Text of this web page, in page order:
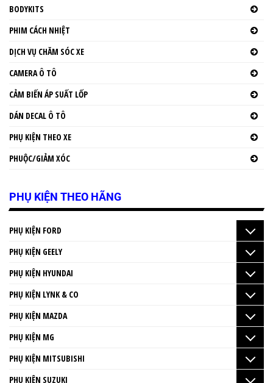
BODYKITS
PHIM CÁCH NHIỆT
DỊCH VỤ CHĂM SÓC XE
CAMERA Ô TÔ
CẢM BIẾN ÁP SUẤT LỐP
DÁN DECAL Ô TÔ
PHỤ KIỆN THEO XE
PHUỘC/GIẢM XÓC
PHỤ KIỆN THEO HÃNG
PHỤ KIỆN FORD
PHỤ KIỆN GEELY
PHỤ KIỆN HYUNDAI
PHỤ KIỆN LYNK & CO
PHỤ KIỆN MAZDA
PHỤ KIỆN MG
PHỤ KIỆN MITSUBISHI
PHỤ KIỆN SUZUKI